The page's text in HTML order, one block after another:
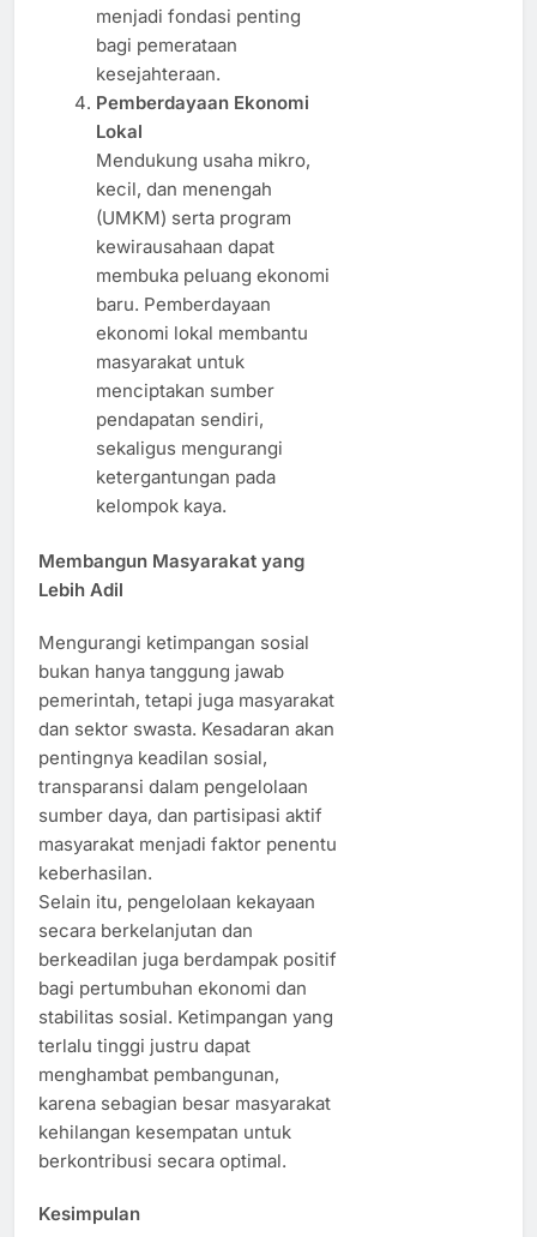
menjadi fondasi penting
bagi pemerataan
kesejahteraan.
Pemberdayaan Ekonomi
Lokal
Mendukung usaha mikro,
kecil, dan menengah
(UMKM) serta program
kewirausahaan dapat
membuka peluang ekonomi
baru. Pemberdayaan
ekonomi lokal membantu
masyarakat untuk
menciptakan sumber
pendapatan sendiri,
sekaligus mengurangi
ketergantungan pada
kelompok kaya.
Membangun Masyarakat yang
Lebih Adil
Mengurangi ketimpangan sosial
bukan hanya tanggung jawab
pemerintah, tetapi juga masyarakat
dan sektor swasta. Kesadaran akan
pentingnya keadilan sosial,
transparansi dalam pengelolaan
sumber daya, dan partisipasi aktif
masyarakat menjadi faktor penentu
keberhasilan.
Selain itu, pengelolaan kekayaan
secara berkelanjutan dan
berkeadilan juga berdampak positif
bagi pertumbuhan ekonomi dan
stabilitas sosial. Ketimpangan yang
terlalu tinggi justru dapat
menghambat pembangunan,
karena sebagian besar masyarakat
kehilangan kesempatan untuk
berkontribusi secara optimal.
Kesimpulan